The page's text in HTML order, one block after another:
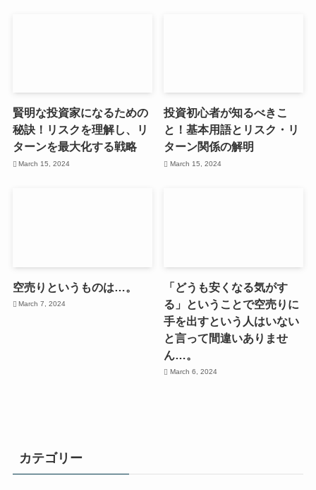
賢明な投資家になるための
秘訣！リスクを理解し、リ
ターンを最大化する戦略
March 15, 2024
投資初心者が知るべきこ
と！基本用語とリスク・リ
ターン関係の解明
March 15, 2024
空売りというものは…。
March 7, 2024
「どうも安くなる気がす
る」ということで空売りに
手を出すという人はいない
と言って間違いありませ
ん…。
March 6, 2024
カテゴリー